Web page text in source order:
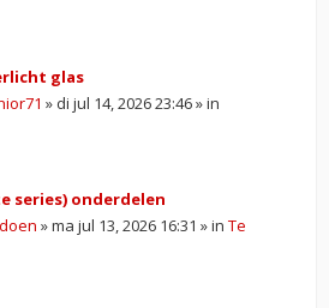
glas
» di jul 14, 2026 23:46 » in
series) onderdelen
» ma jul 13, 2026 16:31 » in Te